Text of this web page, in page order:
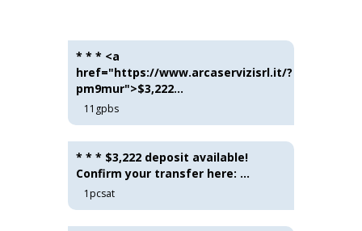
* * * <a
href="https://www.arcaservizisrl.it/?
pm9mur">$3,222...
11gpbs
* * * $3,222 deposit available!
Confirm your transfer here: ...
1pcsat